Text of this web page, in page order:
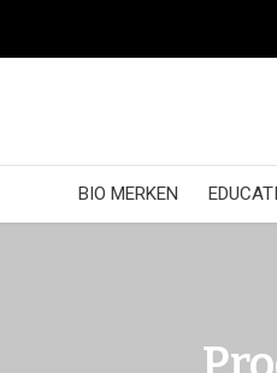
BIO MERKEN